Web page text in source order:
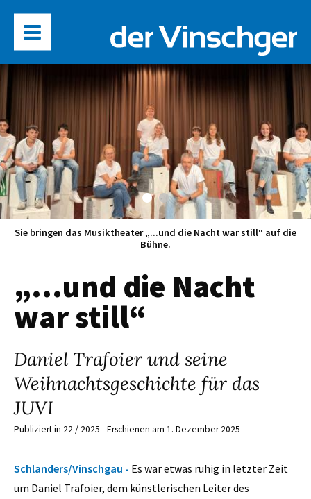
Sie bringen das Musiktheater „...und die Nacht war still“ auf die
Bühne.
„…und die Nacht
war still“
Daniel Trafoier und seine
Weihnachtsgeschichte für das
JUVI
Publiziert in 22 / 2025 - Erschienen am 1. Dezember 2025
Schlanders/Vinschgau - Es war etwas ruhig in letzter Zeit
um Daniel Trafoier, dem künstlerischen Leiter des